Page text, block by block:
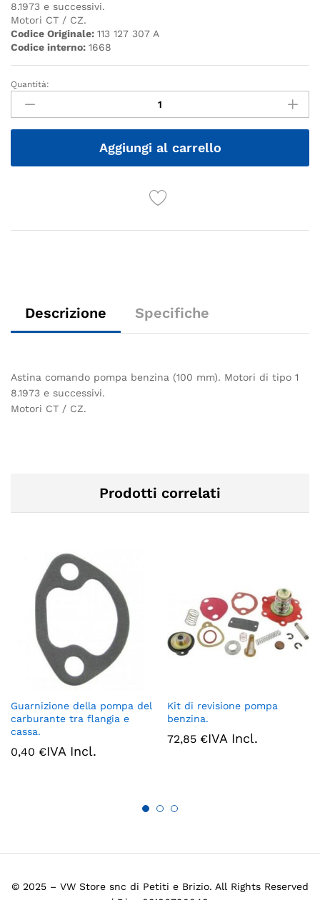
8.1973 e successivi.
Motori CT / CZ.
Codice Originale: 113 127 307 A
Codice interno: 1668
Quantità
Quantità:
Aggiungi al carrello
Descrizione Specifiche
Astina comando pompa benzina (100 mm). Motori di tipo 1
8.1973 e successivi.
Motori CT / CZ.
Prodotti correlati
Guarnizione della pompa del
carburante tra flangia e
cassa.
0,40 €IVA Incl.
Kit di revisione pompa
benzina.
72,85 €IVA Incl.
© 2025 – VW Store snc di Petiti e Brizio. All Rights Reserved